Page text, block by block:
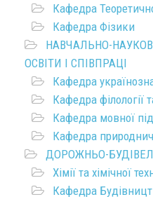
Кафедра
Кафедра Фізики
НАВЧАЛЬНО-
ОСВІТИ І СПІВПРАЦІ
Кафедра
Кафедра філології
Кафедра мовної
Кафедра
ДОРОЖНЬО-
Хімії та хімічної
Кафедра